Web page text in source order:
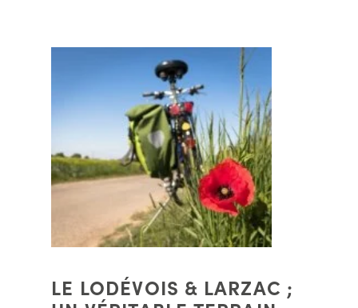
LE LODÉVOIS & LARZAC ;